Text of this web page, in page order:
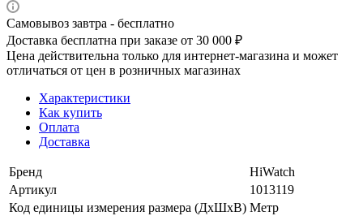
Самовывоз завтра - бесплатно
Доставка бесплатна при заказе от 30 000 ₽
Цена действительна только для интернет-магазина и может
отличаться от цен в розничных магазинах
Характеристики
Как купить
Оплата
Доставка
Бренд
HiWatch
Артикул
1013119
Код единицы измерения размера (ДхШхВ) Метр